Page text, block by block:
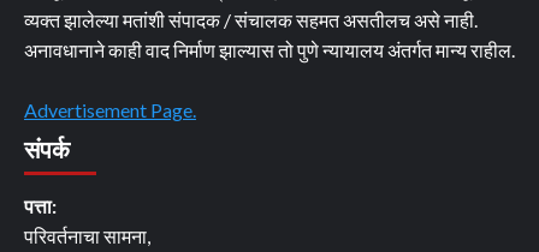
व्यक्त झालेल्या मतांशी संपादक / संचालक सहमत असतीलच असे नाही.
अनावधानाने काही वाद निर्माण झाल्यास तो पुणे न्यायालय अंतर्गत मान्य राहील.
Advertisement Page.
संपर्क
पत्ता:
परिवर्तनाचा सामना,